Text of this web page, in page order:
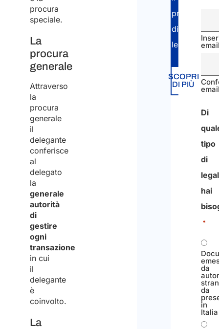
procura
speciale.
La
procura
generale
Attraverso
la
procura
generale
il
delegante
conferisce
al
delegato
la
generale
autorità
di
gestire
ogni
transazione
in cui
il
delegante
è
coinvolto.
La
processo
di
SCOPRI
DI PIÙ
Di
tipo
di
hai
*
da
da
in
Italia